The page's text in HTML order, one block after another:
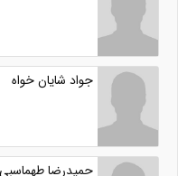
جواد شایان خواه
حمیدرضا طهماسبی